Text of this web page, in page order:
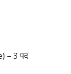
– 3 पद